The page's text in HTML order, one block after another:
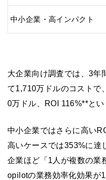
中小企業・高インパクト
大企業向け調査では、3年
て1,710万ドルのコストで
0万ドル、ROI 116%**とい
中小企業ではさらに高い
高いケースでは353%に達
企業ほど「1人が複数の業
opilotの業務効率化効果が